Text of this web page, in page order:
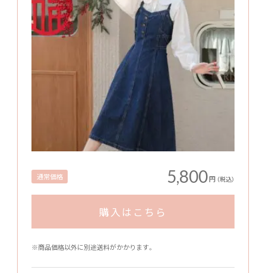
通常価格 5,800円 （税込）
購入はこちら
※商品価格以外に別途送料がかかります。